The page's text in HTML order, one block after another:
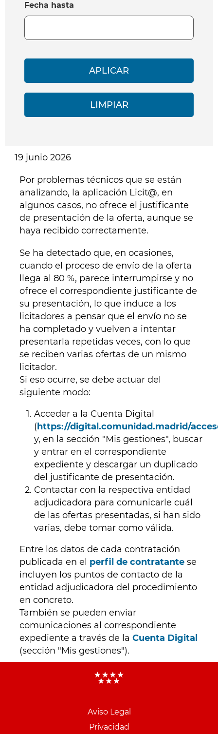
Fecha hasta
19 junio 2026
Por problemas técnicos que se están
analizando, la aplicación Licit@, en
algunos casos, no ofrece el justificante
de presentación de la oferta, aunque se
haya recibido correctamente.
Se ha detectado que, en ocasiones,
cuando el proceso de envío de la oferta
llega al 80 %, parece interrumpirse y no
ofrece el correspondiente justificante de
su presentación, lo que induce a los
licitadores a pensar que el envío no se
ha completado y vuelven a intentar
presentarla repetidas veces, con lo que
se reciben varias ofertas de un mismo
licitador.
Si eso ocurre, se debe actuar del
siguiente modo:
Acceder a la Cuenta Digital
( https://digital.comunidad.madrid/
y, en la sección "Mis gestiones", buscar
y entrar en el correspondiente
expediente y descargar un duplicado
del justificante de presentación.
Contactar con la respectiva entidad
adjudicadora para comunicarle cuál
de las ofertas presentadas, si han sido
varias, debe tomar como válida.
Entre los datos de cada contratación
publicada en el perfil de contratante se
incluyen los puntos de contacto de la
entidad adjudicadora del procedimiento
en concreto.
También se pueden enviar
comunicaciones al correspondiente
expediente a través de la Cuenta Digital
(sección "Mis gestiones").
Aviso Legal
Privacidad